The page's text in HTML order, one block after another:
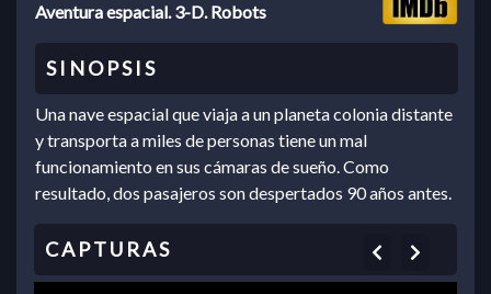
Aventura espacial. 3-D. Robots
Una nave espacial que viaja a un planeta colonia distante
y transporta a miles de personas tiene un mal
funcionamiento en sus cámaras de sueño. Como
resultado, dos pasajeros son despertados 90 años antes.
Previous